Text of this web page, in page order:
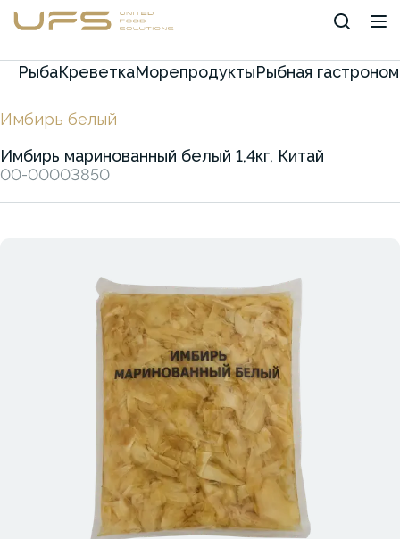
РыбаКреветкаМорепродуктыРыбная
Имбирь белый
Имбирь маринованный белый 1,4кг, Китай
00-00003850